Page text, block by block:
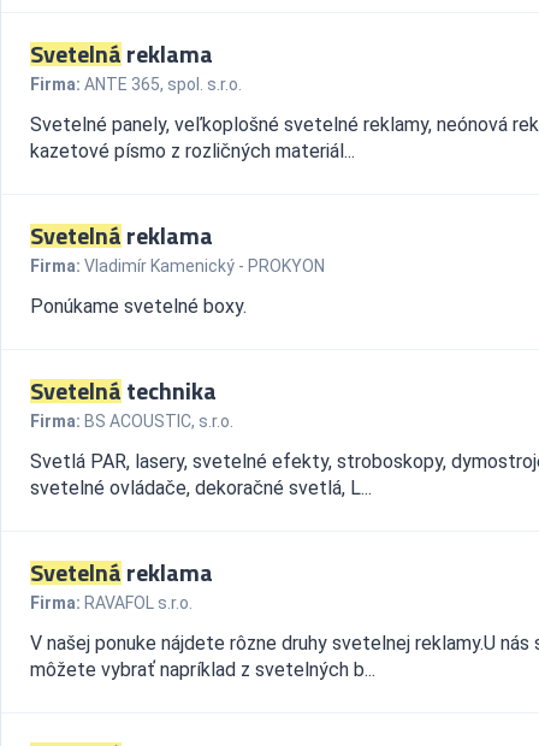
Svetelnáreklama
Firma: ANTE 365, spol. s.r.o.
Svetelné panely, veľkoplošné svetelné reklamy, neónová
kazetové písmo z rozličných materiál...
Svetelnáreklama
Firma: Vladimír Kamenický - PROKYON
Ponúkame svetelné boxy.
Svetelnátechnika
Firma: BS ACOUSTIC, s.r.o.
Svetlá PAR, lasery, svetelné efekty, stroboskopy,
svetelné ovládače, dekoračné svetlá, L...
Svetelnáreklama
Firma: RAVAFOL s.r.o.
V našej ponuke nájdete rôzne druhy svetelnej reklamy.U nás
môžete vybrať napríklad z svetelných b...